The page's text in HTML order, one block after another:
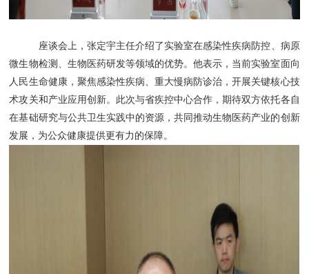
座谈会上，张定宇主任介绍了实验室在感染性疾病防控、病原
微生物检测、生物医药研发等领域的优势。他表示，当前实验室面向
人民生命健康，聚焦感染性疾病、重大慢病防诊治，开展关键核心技
术攻关和产业应用创新。此次与省疾控中心合作，期待双方依托各自
在基础研究与公共卫生实践中的资源，共同推动生物医药产业的创新
发展，为公众健康提供更有力的保障。